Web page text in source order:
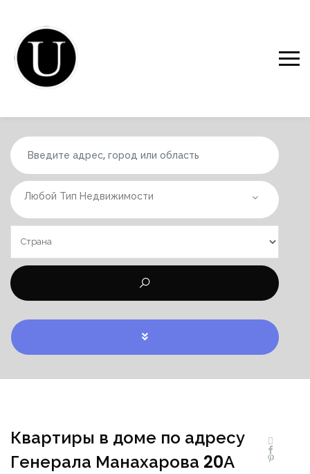
Любой Тип Недвижимости
Квартиры в доме по адресу
Генерала Манахарова 20А